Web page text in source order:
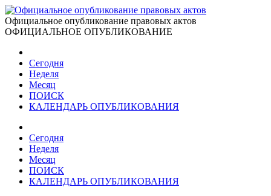
Официальное опубликование правовых актов
ОФИЦИАЛЬНОЕ ОПУБЛИКОВАНИЕ
Сегодня
Неделя
Месяц
ПОИСК
КАЛЕНДАРЬ ОПУБЛИКОВАНИЯ
Сегодня
Неделя
Месяц
ПОИСК
КАЛЕНДАРЬ ОПУБЛИКОВАНИЯ